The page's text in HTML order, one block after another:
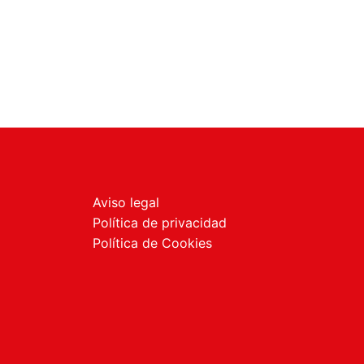
Aviso legal
Política de privacidad
Política de Cookies